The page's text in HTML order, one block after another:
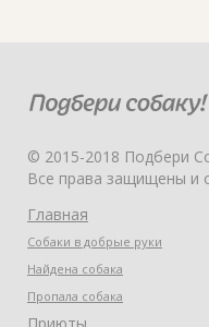
© 2015-2018 Подбери
Все права защищены и
Главная
Собаки в добрые руки
Найдена собака
Пропала собака